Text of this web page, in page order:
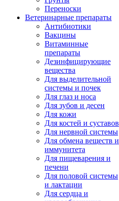
Переноски
Ветеринарные препараты
Антибиотики
Вакцины
Витаминные
препараты
Дезинфицирующие
вещества
Для выделительной
системы и почек
Для глаз и носа
Для зубов и десен
Для кожи
Для костей и суставов
Для нервной системы
Для обмена веществ и
иммунитета
Для пищеварения и
печени
Для половой системы
и лактации
Для сердца и